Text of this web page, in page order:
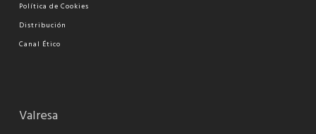
Política de Cookies
Distribución
Canal Ético
Valresa